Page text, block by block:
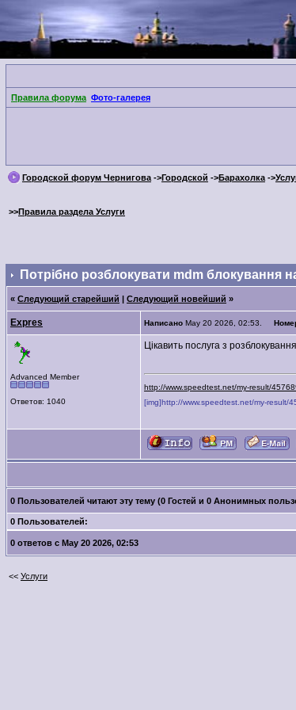
Правила форума Фото-галерея
Городской форум Чернигова ->Городской ->Барахолка ->
>>Правила раздела Услуги
Потрібно розблокувати mdm блокування
« Следующий старейший | Следующий новейший »
Expres Написано May 20 2026, 02:53.
Advanced Member
Ответов: 1040
Цікавить послуга з
http://www.speedtest.net/my-result/
[img]http://www.speedtest.net/my-result/
0 Пользователей читают эту тему (0 Гостей и 0 Анонимных
0 Пользователей:
0 ответов с May 20 2026, 02:53
<< Услуги